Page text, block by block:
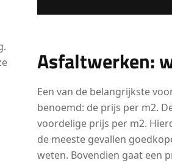
Asfaltwerken:
Een van de belangrijkste
benoemd: de prijs per m2.
voordelige prijs per m2.
de meeste gevallen
weten. Bovendien gaat een